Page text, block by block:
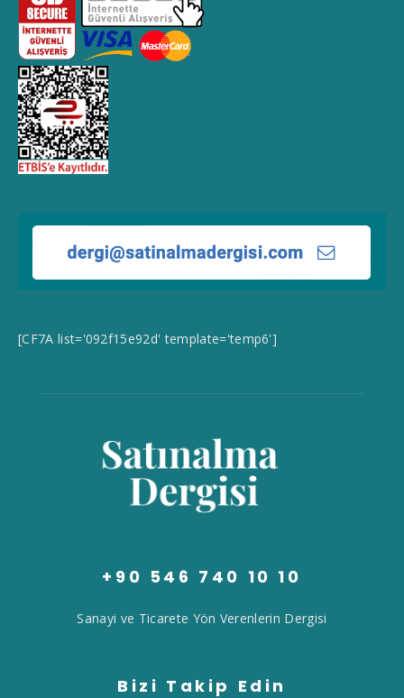
[CF7A list='092f15e92d' template='temp6']
+90 546 740 10 10
Sanayi ve Ticarete Yön Verenlerin Dergisi
Bizi Takip Edin